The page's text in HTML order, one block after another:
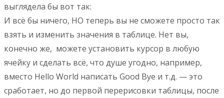
выглядела бы вот так:
И всё бы ничего, НО теперь вы не сможете просто так
взять и изменить значения в таблице. Нет вы,
конечно же, можете установить курсор в любую
ячейку и сделать всё, что душе угодно, например,
вместо Hello World написать Good Bye и т.д. — это
сработает, но до первой перерисовки таблицы, после